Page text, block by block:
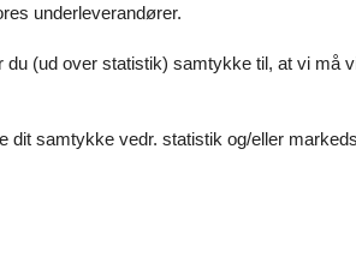
ist ca. 55 m² groß. Sie ist für bis zu 4
einer Sitzgruppe inklusive einer
eine Mikrowelle und einen Backofen.
verweilen.
sind nicht erlaubt und die Wohnung
Sie können auch Ihre Fahrräder
underleverandører.
(ud over statistik) samtykke til, at vi må
dit samtykke vedr. statistik og/eller